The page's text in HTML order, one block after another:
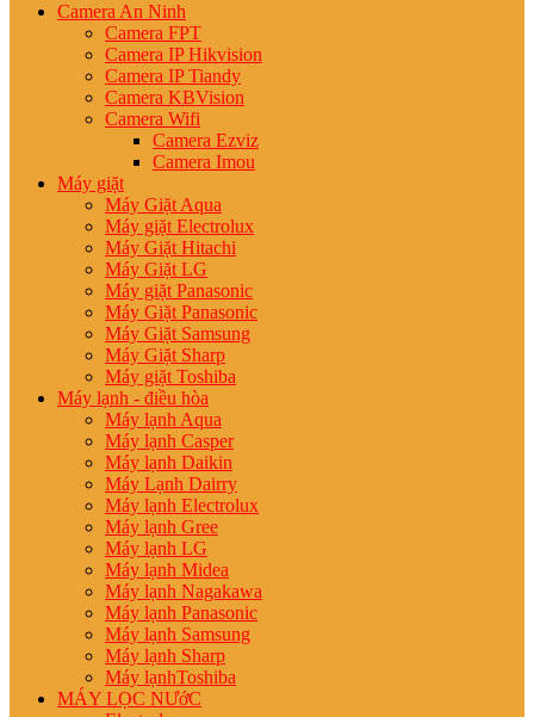
Camera An Ninh
Camera FPT
Camera IP Hikvision
Camera IP Tiandy
Camera KBVision
Camera Wifi
Camera Ezviz
Camera Imou
Máy giặt
Máy Giặt Aqua
Máy giặt Electrolux
Máy Giặt Hitachi
Máy Giặt LG
Máy giặt Panasonic
Máy Giặt Panasonic
Máy Giặt Samsung
Máy Giặt Sharp
Máy giặt Toshiba
Máy lạnh - điều hòa
Máy lạnh Aqua
Máy lạnh Casper
Máy lạnh Daikin
Máy Lạnh Dairry
Máy lạnh Electrolux
Máy lạnh Gree
Máy lạnh LG
Máy lạnh Midea
Máy lạnh Nagakawa
Máy lạnh Panasonic
Máy lạnh Samsung
Máy lạnh Sharp
Máy lạnhToshiba
MÁY LỌC NƯớC